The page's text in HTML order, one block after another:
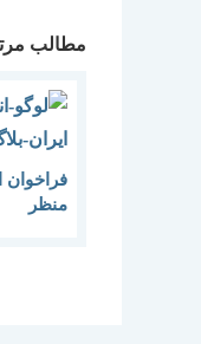
مطالب
منظر